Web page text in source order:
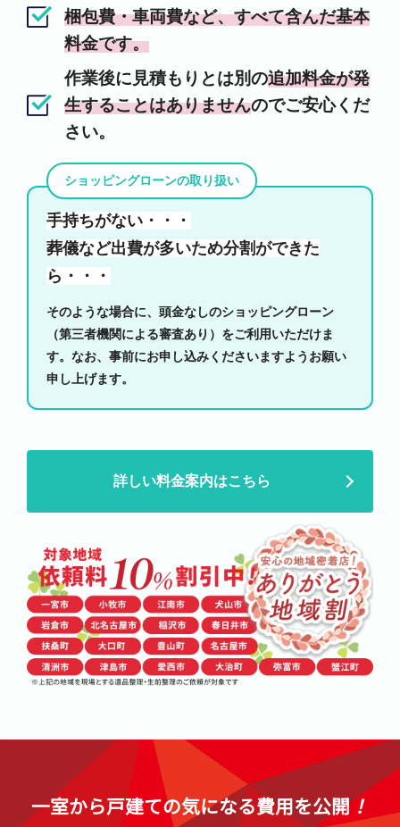
梱包費・車両費など、すべて含んだ基本
料金です。
作業後に見積もりとは別の追加料金が発
生することはありませんのでご安心くだ
さい。
ショッピングローンの取り扱い
手持ちがない・・・
葬儀など出費が多いため分割ができた
ら・・・
そのような場合に、頭金なしのショッピングローン
（第三者機関による審査あり）をご利用いただけま
す。なお、事前にお申し込みくださいますようお願い
申し上げます。
詳しい料金案内はこちら
一室から戸建ての気になる費用を公開！